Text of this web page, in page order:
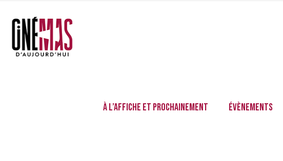
À l’affiche et prochainement Évènements